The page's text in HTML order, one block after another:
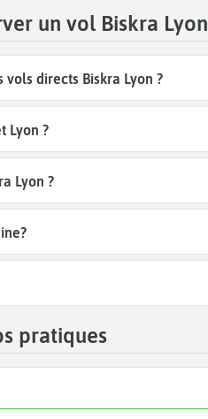
un vol Biskra Lyon
directs Biskra Lyon ?
Lyon ?
Lyon ?
pratiques